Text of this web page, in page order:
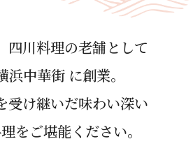
四川料理の⽼舗として
浜中華街 に創業。
受け継いだ味わい深い
をご堪能ください。